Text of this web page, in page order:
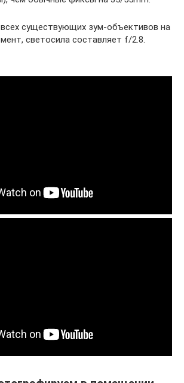
существующих зум-объективов на
светосила составляет f/2.8.